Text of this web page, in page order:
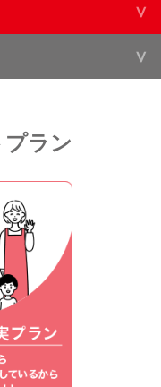
ラン